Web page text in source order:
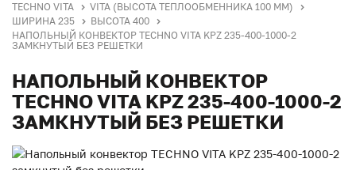
TECHNO VITA
VITA (ВЫСОТА ТЕПЛООБМЕННИКА 100 ММ)
ШИРИНА 235
ВЫСОТА 400
НАПОЛЬНЫЙ КОНВЕКТОР TECHNO VITA KPZ 235-400-1000-2
ЗАМКНУТЫЙ БЕЗ РЕШЕТКИ
НАПОЛЬНЫЙ КОНВЕКТОР
TECHNO VITA KPZ 235-400-1000-2
ЗАМКНУТЫЙ БЕЗ РЕШЕТКИ